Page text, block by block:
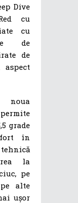
Dive
cu
cu
de
de
noua
grade
în
la
pe
alte
ușor